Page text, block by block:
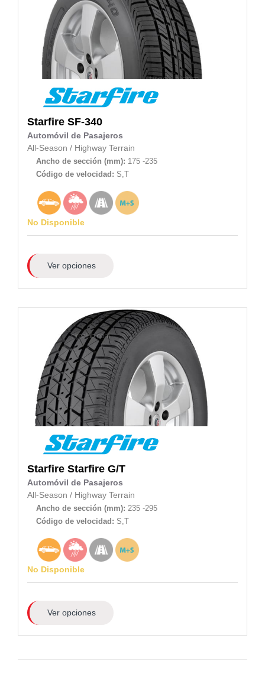
Starfire SF-340
Automóvil de Pasajeros
All-Season / Highway Terrain
Ancho de sección (mm): 175 -235
Código de velocidad: S,T
No Disponible
Ver opciones
Starfire Starfire G/T
Automóvil de Pasajeros
All-Season / Highway Terrain
Ancho de sección (mm): 235 -295
Código de velocidad: S,T
No Disponible
Ver opciones